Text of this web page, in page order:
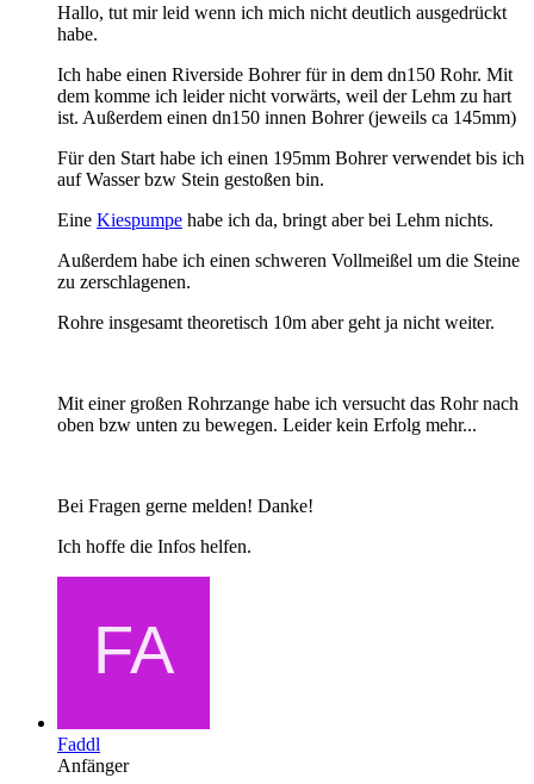
Hallo, tut mir leid wenn ich mich nicht deutlich ausgedrückt
habe.
Ich habe einen Riverside Bohrer für in dem dn150 Rohr. Mit
dem komme ich leider nicht vorwärts, weil der Lehm zu hart
ist. Außerdem einen dn150 innen Bohrer (jeweils ca 145mm)
Für den Start habe ich einen 195mm Bohrer verwendet bis ich
auf Wasser bzw Stein gestoßen bin.
Eine Kiespumpe habe ich da, bringt aber bei Lehm nichts.
Außerdem habe ich einen schweren Vollmeißel um die Steine
zu zerschlagenen.
Rohre insgesamt theoretisch 10m aber geht ja nicht weiter.
Mit einer großen Rohrzange habe ich versucht das Rohr nach
oben bzw unten zu bewegen. Leider kein Erfolg mehr...
Bei Fragen gerne melden! Danke!
Ich hoffe die Infos helfen.
Faddl
Anfänger